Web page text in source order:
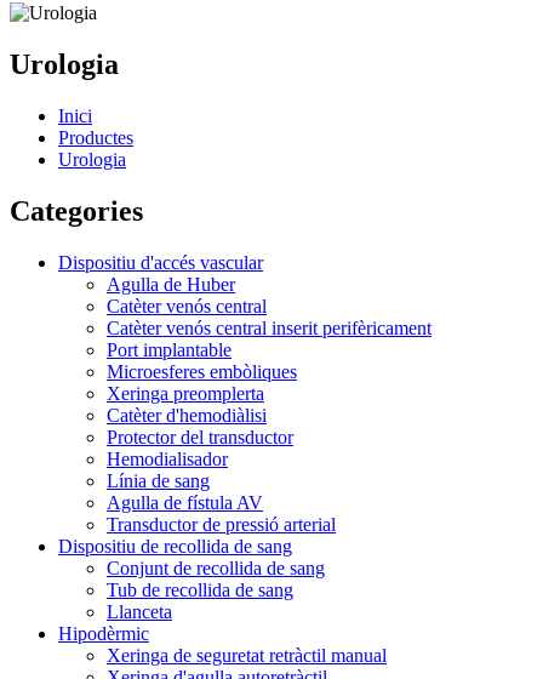
Urologia
Inici
Productes
Urologia
Categories
Dispositiu d'accés vascular
Agulla de Huber
Catèter venós central
Catèter venós central inserit perifèricament
Port implantable
Microesferes embòliques
Xeringa preomplerta
Catèter d'hemodiàlisi
Protector del transductor
Hemodialisador
Línia de sang
Agulla de fístula AV
Transductor de pressió arterial
Dispositiu de recollida de sang
Conjunt de recollida de sang
Tub de recollida de sang
Llanceta
Hipodèrmic
Xeringa de seguretat retràctil manual